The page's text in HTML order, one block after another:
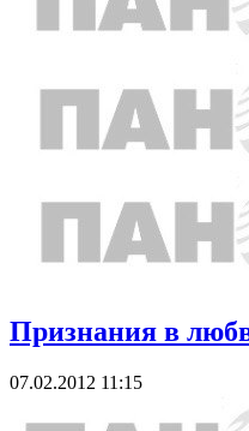
Признания в
07.02.2012 11:15